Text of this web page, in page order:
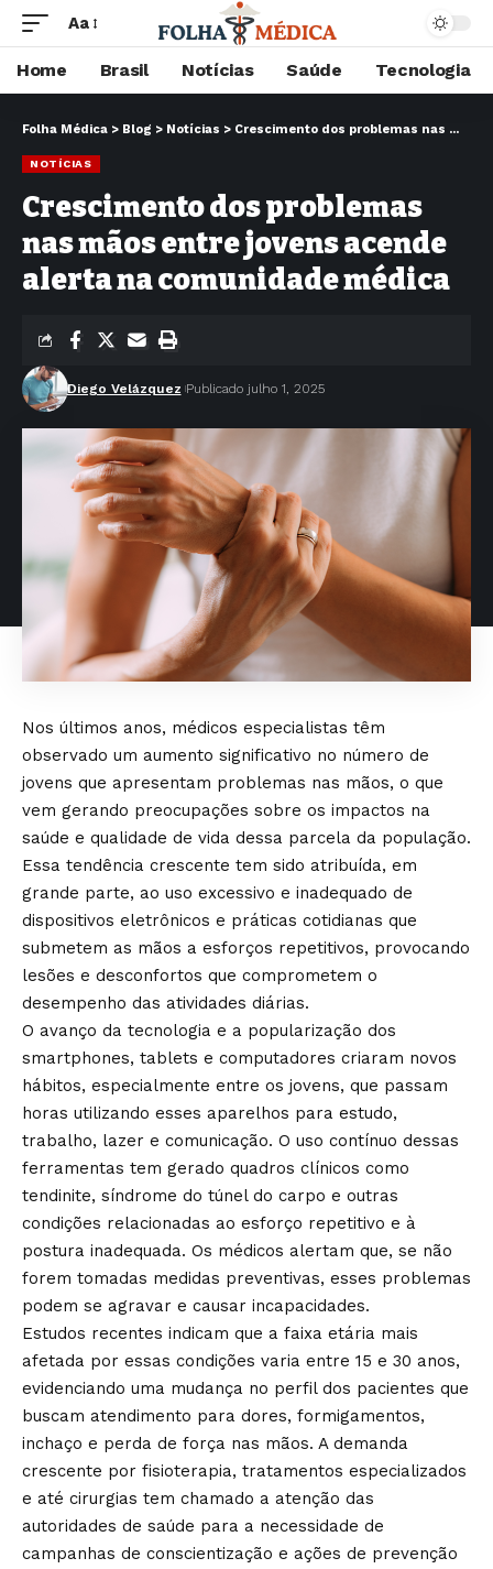
Aa
Home Brasil Notícias Saúde Tecnologia
Folha Médica > Blog > Notícias > Crescimento dos problemas nas mãos entre jovens acende alerta na comunidade médica
NOTÍCIAS
Crescimento dos problemas
nas mãos entre jovens acende
alerta na comunidade médica
Diego Velázquez Publicado julho 1, 2025
Nos últimos anos, médicos especialistas têm
observado um aumento significativo no número de
jovens que apresentam problemas nas mãos, o que
vem gerando preocupações sobre os impactos na
saúde e qualidade de vida dessa parcela da população.
Essa tendência crescente tem sido atribuída, em
grande parte, ao uso excessivo e inadequado de
dispositivos eletrônicos e práticas cotidianas que
submetem as mãos a esforços repetitivos, provocando
lesões e desconfortos que comprometem o
desempenho das atividades diárias.
O avanço da tecnologia e a popularização dos
smartphones, tablets e computadores criaram novos
hábitos, especialmente entre os jovens, que passam
horas utilizando esses aparelhos para estudo,
trabalho, lazer e comunicação. O uso contínuo dessas
ferramentas tem gerado quadros clínicos como
tendinite, síndrome do túnel do carpo e outras
condições relacionadas ao esforço repetitivo e à
postura inadequada. Os médicos alertam que, se não
forem tomadas medidas preventivas, esses problemas
podem se agravar e causar incapacidades.
Estudos recentes indicam que a faixa etária mais
afetada por essas condições varia entre 15 e 30 anos,
evidenciando uma mudança no perfil dos pacientes que
buscam atendimento para dores, formigamentos,
inchaço e perda de força nas mãos. A demanda
crescente por fisioterapia, tratamentos especializados
e até cirurgias tem chamado a atenção das
autoridades de saúde para a necessidade de
campanhas de conscientização e ações de prevenção